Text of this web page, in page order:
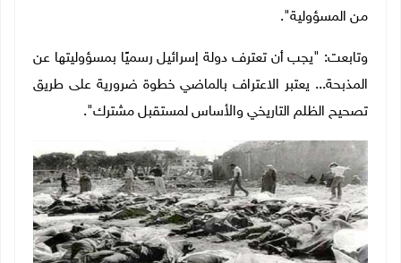
من المسؤولية".
وتابعت: "يجب أن تعترف دولة إسرائيل رسميًا بمسؤوليتها عن
المذبحة... يعتبر الاعتراف بالماضي خطوة ضرورية على طريق
تصحيح الظلم التاريخي والأساس لمستقبل مشترك".